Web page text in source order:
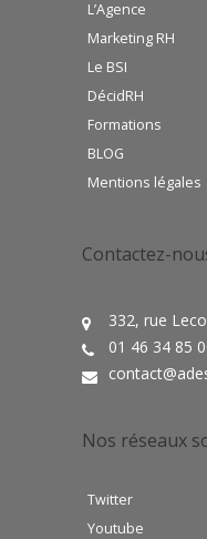
L’Agence
Marketing RH
Le BSI
DécidRH
Formations
BLOG
Mentions légales
Contactez-
332, rue
01 46 34 85
Nos réseaux
Twitter
Youtube